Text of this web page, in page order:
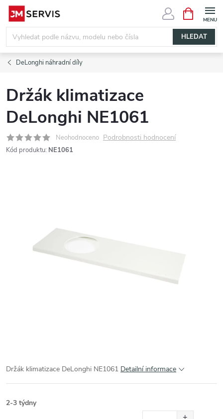
Přejít
obsah
HLEDAT
NÁKUPNÍ
KOŠÍK
DeLonghi náhradní díly
Držák klimatizace
DeLonghi NE1061
Neohodnoceno Podrobnosti hodnocení
Kód produktu: NE1061
Držák klimatizace DeLonghi NE1061 Detailní informace
2-3 týdny